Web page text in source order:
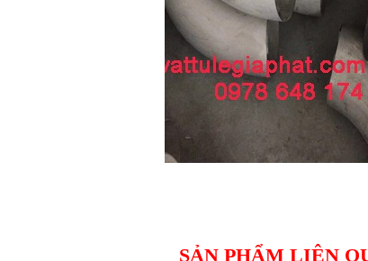
SẢN PHẨM LIÊN